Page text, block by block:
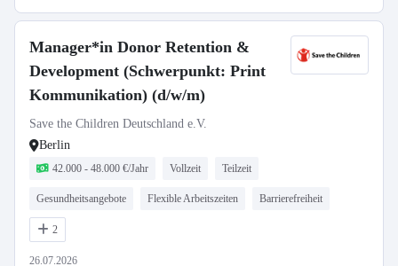
Manager*in Donor Retention &
Development (Schwerpunkt: Print
Kommunikation) (d/w/m)
Save the Children Deutschland e.V.
Berlin
42.000 - 48.000 €/Jahr Vollzeit Teilzeit
Gesundheitsangebote Flexible Arbeitszeiten Barrierefreiheit
2
26.07.2026